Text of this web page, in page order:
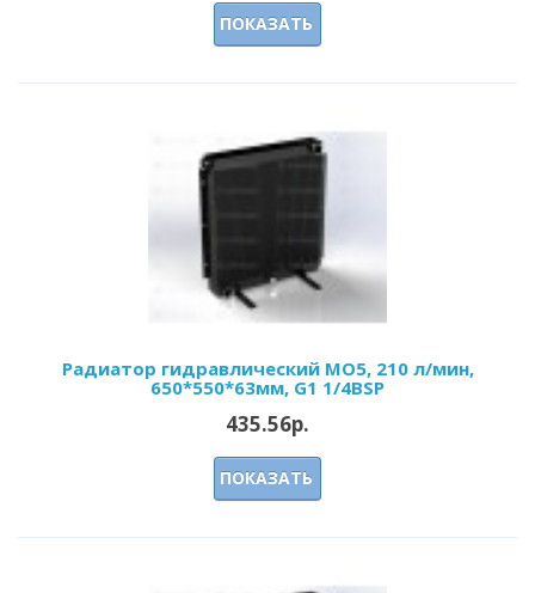
ПОКАЗАТЬ
Радиатор гидравлический МО5, 210 л/мин,
650*550*63мм, G1 1/4BSP
435.56р.
ПОКАЗАТЬ